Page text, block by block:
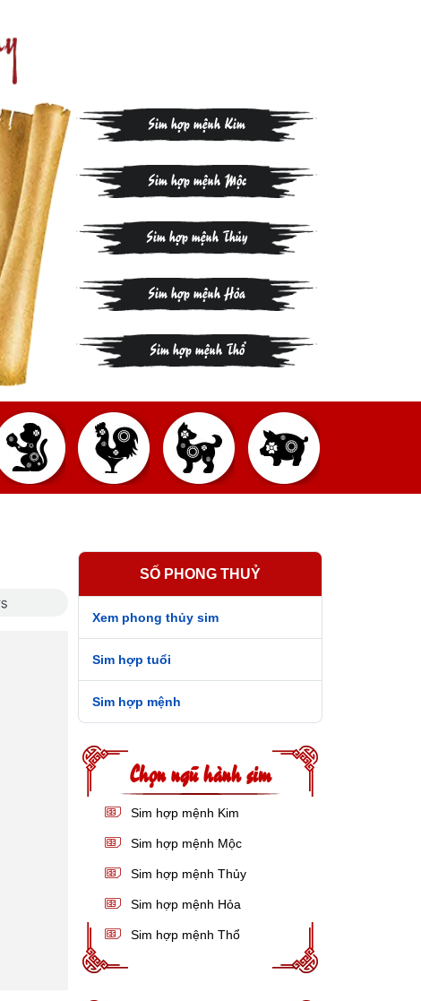
Sim hợp mệnh Kim
Sim hợp mệnh Mộc
Sim hợp mệnh Thủy
Sim hợp mệnh Hỏa
Sim hợp mệnh Thổ
SỐ PHONG THUỶ
Xem phong thủy sim
Sim hợp tuổi
Sim hợp mệnh
Chọn ngũ hành sim
Sim hợp mệnh Kim
Sim hợp mệnh Mộc
Sim hợp mệnh Thủy
Sim hợp mệnh Hỏa
Sim hợp mệnh Thổ